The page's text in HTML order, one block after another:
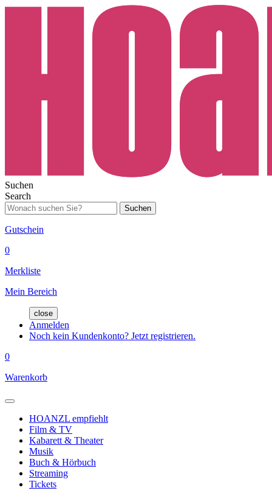
Suchen
Search
Suchen
Gutschein
0
Merkliste
Mein Bereich
close
Anmelden
Noch kein Kundenkonto? Jetzt registrieren.
0
Warenkorb
HOANZL empfiehlt
Film & TV
Kabarett & Theater
Musik
Buch & Hörbuch
Streaming
Tickets